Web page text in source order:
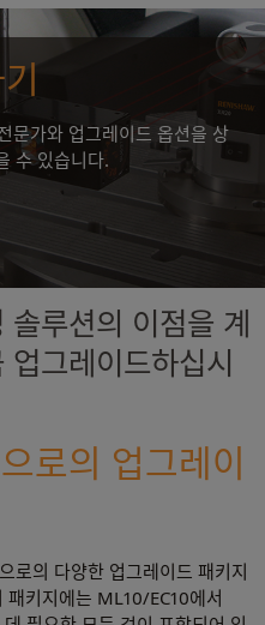
문가와 업그레이드 옵션을 상
수 있습니다.
루션의 이점을 계
그레이드하십시
로의 업그레이
으로의 다양한 업그레이드 패키지
키지에는 ML10/EC10에서